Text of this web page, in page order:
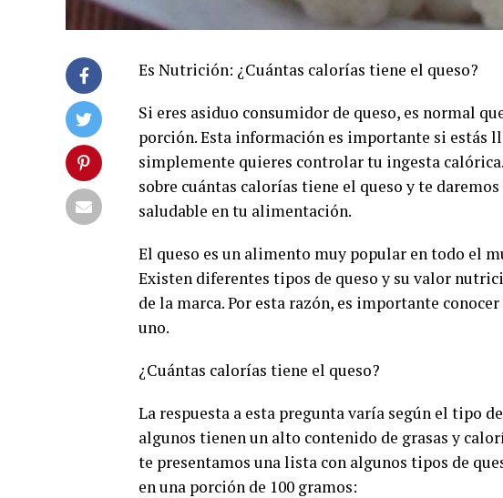
Es Nutrición: ¿Cuántas calorías tiene el queso?
Si eres asiduo consumidor de queso, es normal
porción. Esta información es importante si estás
simplemente quieres controlar tu ingesta
sobre cuántas calorías tiene el queso y te
saludable en tu alimentación.
El queso es un alimento muy popular en todo el
Existen diferentes tipos de queso y su valor
de la marca. Por esta razón, es importante
uno.
¿Cuántas calorías tiene el queso?
La respuesta a esta pregunta varía según el tipo
algunos tienen un alto contenido de grasas y
te presentamos una lista con algunos tipos de
en una porción de 100 gramos: